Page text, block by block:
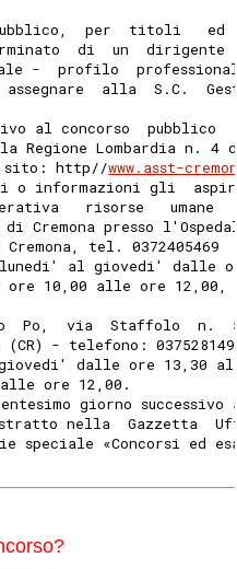
per  titoli   ed
di  un
-  profilo
alla  S.C.
al concorso  pubblico
Lombardia n. 4
sito: http//www.asst-
o informazioni gli
risorse   umane
presso
tel. 0372405469
al giovedi' dalle
10,00 alle ore 12,00,
Po,  via  Staffolo  n.
(CR) - telefono:
dalle ore 13,30
ore 12,00.
giorno successivo
nella  Gazzetta
speciale «Concorsi ed